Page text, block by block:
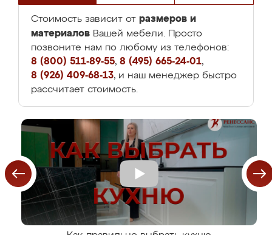
Стоимость зависит от размеров и
материалов Вашей мебели. Просто
позвоните нам по любому из телефонов:
8 (800) 511-89-55, 8 (495) 665-24-01,
8 (926) 409-68-13, и наш менеджер быстро
рассчитает стоимость.